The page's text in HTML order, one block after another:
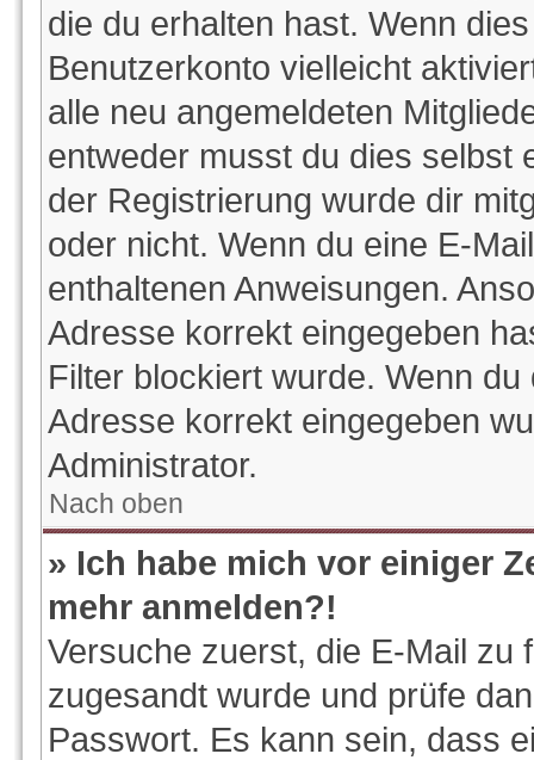
die du erhalten hast. Wenn
Benutzerkonto vielleicht
alle neu angemeldeten
entweder musst du dies selbst
der Registrierung wurde dir
oder nicht. Wenn du eine E-
enthaltenen Anweisungen.
Adresse korrekt eingegeben
Filter blockiert wurde. Wenn
Adresse korrekt eingegeben
Administrator.
Nach oben
» Ich habe mich vor einiger
mehr anmelden?!
Versuche zuerst, die E-Mail zu
zugesandt wurde und prüfe
Passwort. Es kann sein, dass